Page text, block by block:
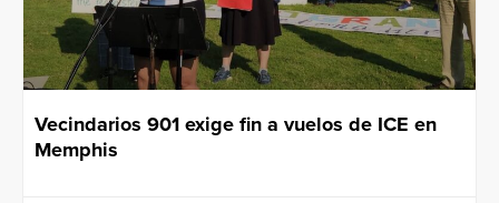
Vecindarios 901 exige fin a vuelos de ICE en
Memphis